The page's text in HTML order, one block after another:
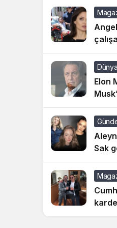
Dünya
Elon
Sak